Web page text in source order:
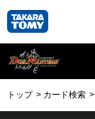
トップ カード検索